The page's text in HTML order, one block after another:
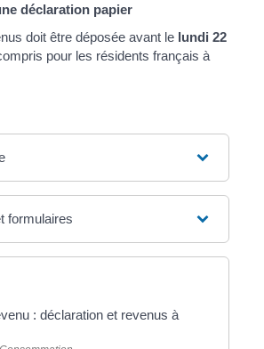
déclaration papier
doit être déposée avant le lundi 22
pour les résidents français à
formulaires
: déclaration et revenus à